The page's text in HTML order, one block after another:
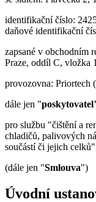
identifikační číslo:
daňové identifikační
zapsané v obchodním
Praze, oddíl C, vložka
provozovna: Priortech
dále jen "
pro službu "čištění a
chladičů, palivových
součástí či jejich
(dále jen "Smlouva")
Úvodní